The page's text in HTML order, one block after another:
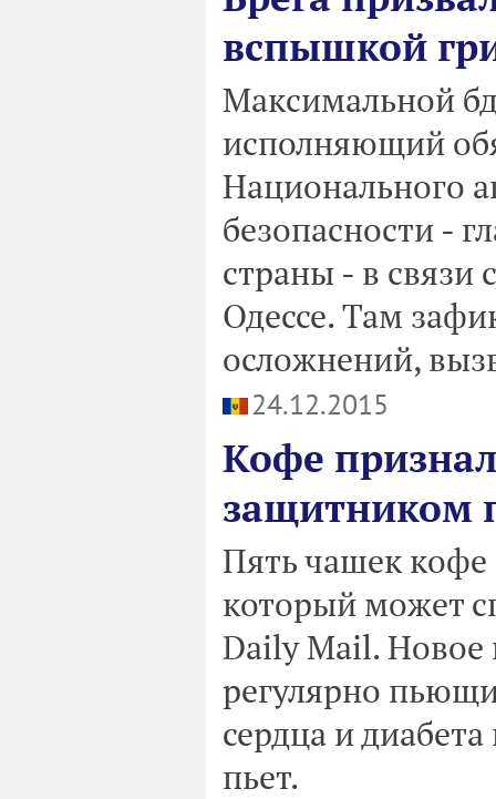
вспышкой
Максимальной
исполняющий
Национального
безопасности -
страны - в связи
Одессе. Там
осложнений,
24.12.2015
Кофе
защитником
Пять чашек кофе
который может
Daily Mail. Новое
регулярно
сердца и
пьет.